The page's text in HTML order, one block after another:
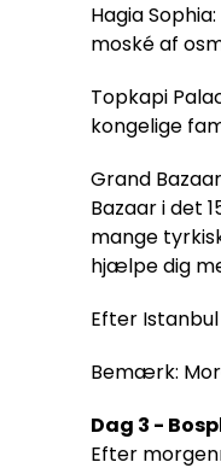
Hagia
moské af
Topkapi
kongelige
Grand
Bazaar i det
mange
hjælpe dig
Efter
Bemærk:
Dag 3 -
Efter